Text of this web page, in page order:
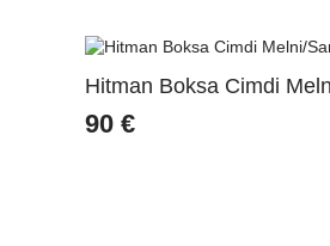
Hitman Boksa Cimdi
90 €